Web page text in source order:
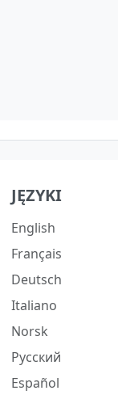
JĘZYKI
English
Français
Deutsch
Italiano
Norsk
Русский
Español